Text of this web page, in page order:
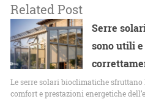
Related Post
Serre
sono utili
Le serre solari bioclimatiche sfruttano
comfort e prestazioni energetiche